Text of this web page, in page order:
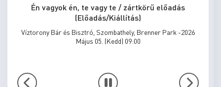
Én vagyok én, te vagy te / zártkörű előadás
(Előadás/Kiállítás)
Víztorony Bár és Bisztró, Szombathely, Brenner Park -2026
Május 05. (Kedd) 09:00